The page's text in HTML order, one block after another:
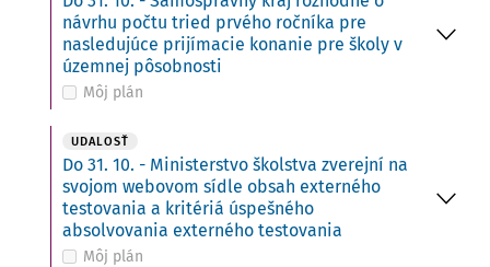
návrhu počtu tried prvého ročníka pre
nasledujúce prijímacie konanie pre školy v
územnej pôsobnosti
Môj plán
UDALOSŤ
Do 31. 10. - Ministerstvo školstva zverejní na
svojom webovom sídle obsah externého
testovania a kritériá úspešného
absolvovania externého testovania
Môj plán